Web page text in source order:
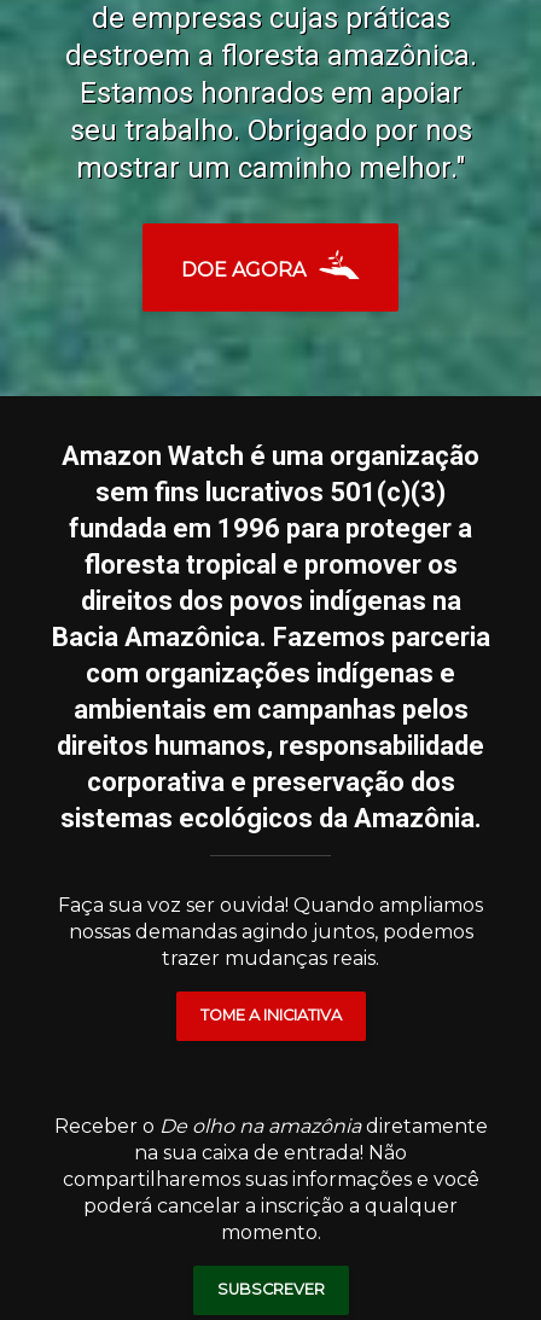
de empresas cujas práticas
destroem a floresta amazônica.
Estamos honrados em apoiar
seu trabalho. Obrigado por nos
mostrar um caminho melhor."
DOE AGORA
Amazon Watch é uma organização
sem fins lucrativos 501(c)(3)
fundada em 1996 para proteger a
floresta tropical e promover os
direitos dos povos indígenas na
Bacia Amazônica. Fazemos parceria
com organizações indígenas e
ambientais em campanhas pelos
direitos humanos, responsabilidade
corporativa e preservação dos
sistemas ecológicos da Amazônia.
Faça sua voz ser ouvida! Quando ampliamos
nossas demandas agindo juntos, podemos
trazer mudanças reais.
TOME A INICIATIVA
Receber o De olho na amazôniadiretamente
na sua caixa de entrada! Não
compartilharemos suas informações e você
poderá cancelar a inscrição a qualquer
momento.
SUBSCREVER